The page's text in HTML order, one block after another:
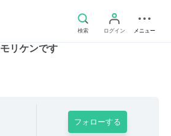
検索 ログイン メニュー
モリケンです
フォローする